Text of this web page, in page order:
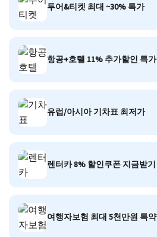
투어&티켓 최대 ~30% 특가
항공+호텔 11% 추가할인 특가
유럽/아시아 기차표 최저가
렌터카 8% 할인쿠폰 지금받기
여행자보험 최대 5천만원 특약